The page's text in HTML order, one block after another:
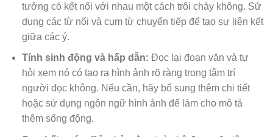
tưởng có kết nối với nhau một cách trôi chảy không. Sử
dụng các từ nối và cụm từ chuyển tiếp để tạo sự liên kết
giữa các ý.
Tính sinh động và hấp dẫn: Đọc lại đoạn văn và tự
hỏi xem nó có tạo ra hình ảnh rõ ràng trong tâm trí
người đọc không. Nếu cần, hãy bổ sung thêm chi tiết
hoặc sử dụng ngôn ngữ hình ảnh để làm cho mô tả
thêm sống động.